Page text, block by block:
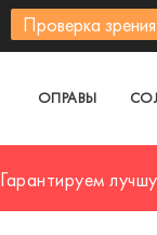
Проверка зрения
ОПРАВЫ
Гарантируем